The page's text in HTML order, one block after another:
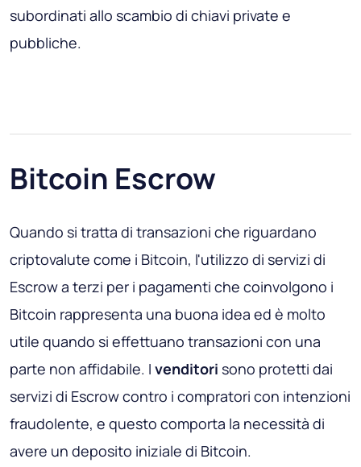
subordinati allo scambio di chiavi private e
pubbliche.
Bitcoin Escrow
Quando si tratta di transazioni che riguardano
criptovalute come i Bitcoin, l'utilizzo di servizi di
Escrow a terzi per i pagamenti che coinvolgono i
Bitcoin rappresenta una buona idea ed è molto
utile quando si effettuano transazioni con una
parte non affidabile. I venditori sono protetti dai
servizi di Escrow contro i compratori con intenzioni
fraudolente, e questo comporta la necessità di
avere un deposito iniziale di Bitcoin.